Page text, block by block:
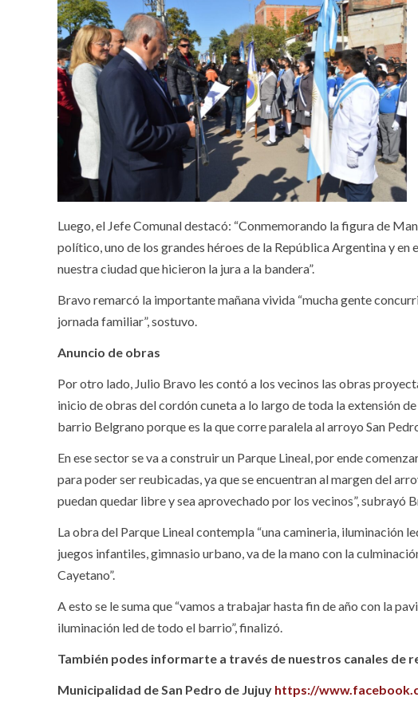
Luego, el Jefe Comunal destacó: “Conmemorando la figura de
político, uno de los grandes héroes de la República Argentina y
nuestra ciudad que hicieron la jura a la bandera”.
Bravo remarcó la importante mañana vivida “mucha gente
jornada familiar”, sostuvo.
Anuncio de obras
Por otro lado, Julio Bravo les contó a los vecinos las obras
inicio de obras del cordón cuneta a lo largo de toda la extensión
barrio Belgrano porque es la que corre paralela al arroyo San
En ese sector se va a construir un Parque Lineal, por ende
para poder ser reubicadas, ya que se encuentran al margen del
puedan quedar libre y sea aprovechado por los vecinos”, subrayó
La obra del Parque Lineal contempla “una camineria, iluminación
juegos infantiles, gimnasio urbano, va de la mano con la
Cayetano”.
A esto se le suma que “vamos a trabajar hasta fin de año con la
iluminación led de todo el barrio”, finalizó.
También podes informarte a través de nuestros canales de
Municipalidad de San Pedro de Jujuy https://